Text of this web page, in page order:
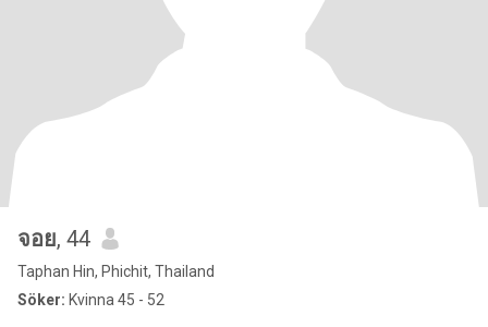
จอย, 44
Taphan Hin, Phichit, Thailand
Söker: Kvinna 45 - 52